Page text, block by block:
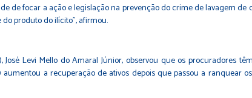
de focar a ação e legislação na prevenção do crime de lavagem
produto do ilícito”, afirmou.
Levi Mello do Amaral Júnior, observou que os procuradores
aumentou a recuperação de ativos depois que passou a